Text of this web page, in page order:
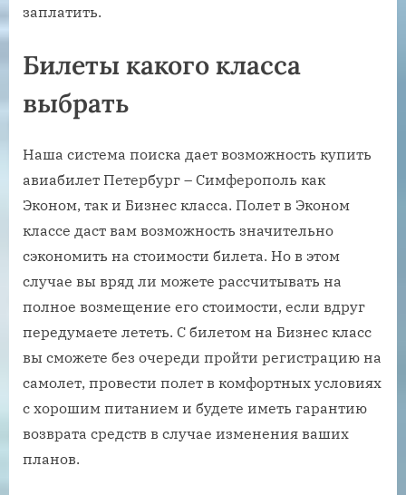
заплатить.
Билеты какого класса
выбрать
Наша система поиска дает возможность купить
авиабилет Петербург – Симферополь как
Эконом, так и Бизнес класса. Полет в Эконом
классе даст вам возможность значительно
сэкономить на стоимости билета. Но в этом
случае вы вряд ли можете рассчитывать на
полное возмещение его стоимости, если вдруг
передумаете лететь. С билетом на Бизнес класс
вы сможете без очереди пройти регистрацию на
самолет, провести полет в комфортных условиях
с хорошим питанием и будете иметь гарантию
возврата средств в случае изменения ваших
планов.